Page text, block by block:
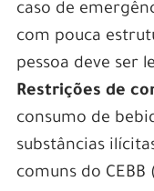
caso de
com pouca
pessoa deve ser
Restrições de
consumo de
substâncias
comuns do